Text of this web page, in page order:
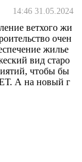
14:46 31.05.2024
ветхого жи
очен
жилье
вид старо
чтобы бы
А на новый г